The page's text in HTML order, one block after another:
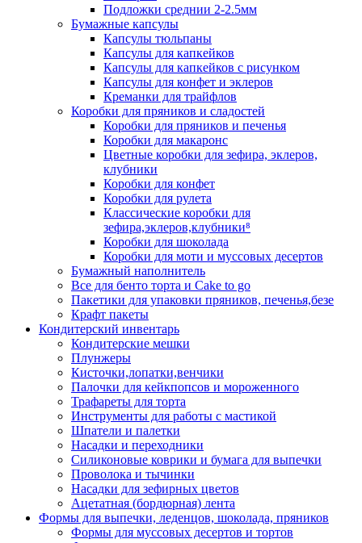
Подложки среднии 2-2.5мм
Бумажные капсулы
Капсулы тюльпаны
Капсулы для капкейков
Капсулы для капкейков с рисунком
Капсулы для конфет и эклеров
Креманки для трайфлов
Коробки для пряников и сладостей
Коробки для пряников и печенья
Коробки для макаронс
Цветные коробки для зефира, эклеров,
клубники
Коробки для конфет
Коробки для рулета
Классические коробки для
зефира,эклеров,клубники⁸
Коробки для шоколада
Коробки для моти и муссовых десертов
Бумажный наполнитель
Все для бенто торта и Cake to go
Пакетики для упаковки пряников, печенья,безе
Крафт пакеты
Кондитерский инвентарь
Кондитерские мешки
Плунжеры
Кисточки,лопатки,венчики
Палочки для кейкпопсов и мороженного
Трафареты для торта
Инструменты для работы с мастикой
Шпатели и палетки
Насадки и переходники
Силиконовые коврики и бумага для выпечки
Проволока и тычинки
Насадки для зефирных цветов
Ацетатная (бордюрная) лента
Формы для выпечки, леденцов, шоколада, пряников
Формы для муссовых десертов и тортов